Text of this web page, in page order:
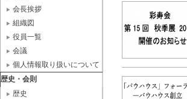
会長挨拶
組織図
役員一覧
会議
個人情報取り扱いについて
歴史・会則
歴史